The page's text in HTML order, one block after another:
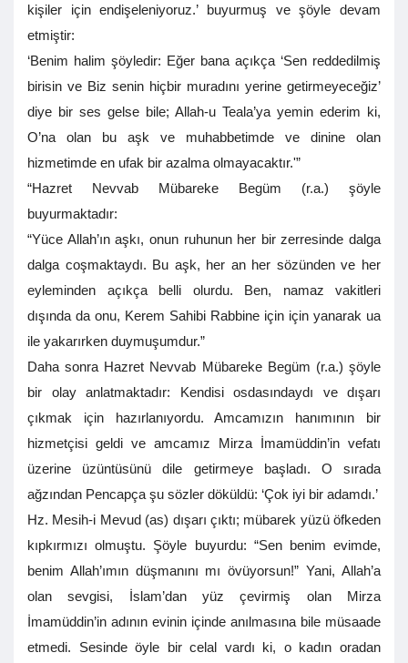
kişiler için endişeleniyoruz.’ buyurmuş ve şöyle devam
etmiştir:
‘Benim halim şöyledir: Eğer bana açıkça ‘Sen reddedilmiş
birisin ve Biz senin hiçbir muradını yerine getirmeyeceğiz’
diye bir ses gelse bile; Allah-u Teala’ya yemin ederim ki,
O’na olan bu aşk ve muhabbetimde ve dinine olan
hizmetimde en ufak bir azalma olmayacaktır.'”
“Hazret Nevvab Mübareke Begüm (r.a.) şöyle
buyurmaktadır:
“Yüce Allah’ın aşkı, onun ruhunun her bir zerresinde dalga
dalga coşmaktaydı. Bu aşk, her an her sözünden ve her
eyleminden açıkça belli olurdu. Ben, namaz vakitleri
dışında da onu, Kerem Sahibi Rabbine için için yanarak ua
ile yakarırken duymuşumdur.”
Daha sonra Hazret Nevvab Mübareke Begüm (r.a.) şöyle
bir olay anlatmaktadır: Kendisi osdasındaydı ve dışarı
çıkmak için hazırlanıyordu. Amcamızın hanımının bir
hizmetçisi geldi ve amcamız Mirza İmamüddin’in vefatı
üzerine üzüntüsünü dile getirmeye başladı. O sırada
ağzından Pencapça şu sözler döküldü: ‘Çok iyi bir adamdı.’
Hz. Mesih-i Mevud (as) dışarı çıktı; mübarek yüzü öfkeden
kıpkırmızı olmuştu. Şöyle buyurdu: “Sen benim evimde,
benim Allah’ımın düşmanını mı övüyorsun!” Yani, Allah’a
olan sevgisi, İslam’dan yüz çevirmiş olan Mirza
İmamüddin’in adının evinin içinde anılmasına bile müsaade
etmedi. Sesinde öyle bir celal vardı ki, o kadın oradan